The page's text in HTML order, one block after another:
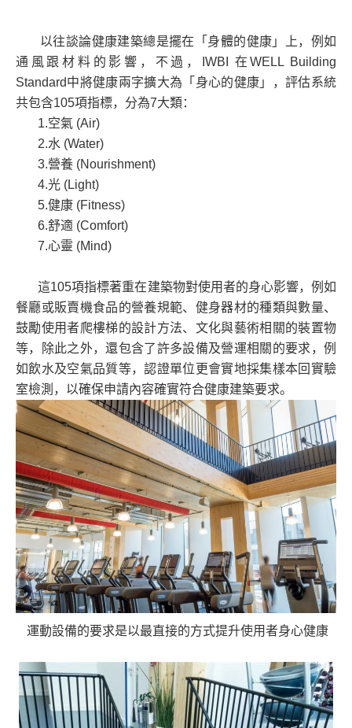
以往談論健康建築總是擺在「身體的健康」上，例如
通風跟材料的影響，不過，IWBI 在WELL Building
Standard中將健康兩字擴大為「身心的健康」，評估系統
共包含105項指標，分為7大類：
1.空氣 (Air)
2.水 (Water)
3.營養 (Nourishment)
4.光 (Light)
5.健康 (Fitness)
6.舒適 (Comfort)
7.心靈 (Mind)
這105項指標著重在建築物對使用者的身心影響，例如
餐廳或販賣機食品的營養規範、健身器材的種類與數量、
鼓勵使用者爬樓梯的設計方法、文化與藝術相關的裝置物
等，除此之外，還包含了許多設備及營運相關的要求，例
如飲水及空氣品質等，認證單位更會實地採集樣本回實驗
室檢測，以確保申請內容確實符合健康建築要求。
運動設備的要求是以最直接的方式提升使用者身心健康